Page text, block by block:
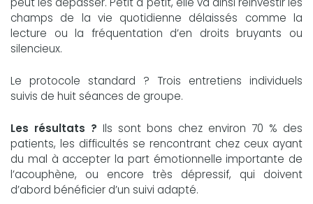
champs de la vie quotidienne délaissés comme la
lecture ou la fréquentation d’en droits bruyants ou
silencieux.
Le protocole standard ? Trois entretiens individuels
suivis de huit séances de groupe.
Les résultats ? Ils sont bons chez environ 70 % des
patients, les difficultés se rencontrant chez ceux ayant
du mal à accepter la part émotionnelle importante de
l’acouphène, ou encore très dépressif, qui doivent
d’abord bénéficier d’un suivi adapté.